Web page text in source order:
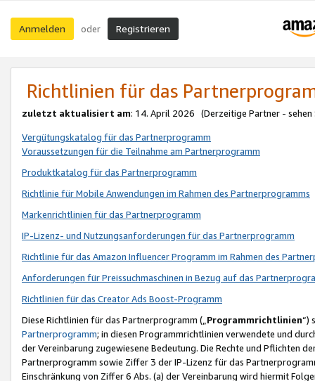
Anmelden oder Registrieren
Richtlinien für das
zuletzt aktualisiert am: 14. April 2026 (Derzeitige Partner - sehen
Vergütungskatalog für das Partnerprogramm
Voraussetzungen für die Teilnahme am Partnerprogramm
Produktkatalog für das Partnerprogramm
Richtlinie für Mobile Anwendungen im Rahmen des Partnerprogramms
Markenrichtlinien für das Partnerprogramm
IP-Lizenz- und Nutzungsanforderungen für das Partnerprogramm
Richtlinie für das Amazon Influencer Programm im Rahmen des
Anforderungen für Preissuchmaschinen in Bezug auf das
Richtlinien für das Creator Ads Boost-Programm
Diese Richtlinien für das Partnerprogramm („Programmrichtlinien“)
Partnerprogramm; in diesen Programmrichtlinien verwendete und
der Vereinbarung zugewiesene Bedeutung. Die Rechte und Pflichten
Partnerprogramm sowie Ziffer 3 der IP-Lizenz für das
Einschränkung von Ziffer 6 Abs. (a) der Vereinbarung wird hiermit